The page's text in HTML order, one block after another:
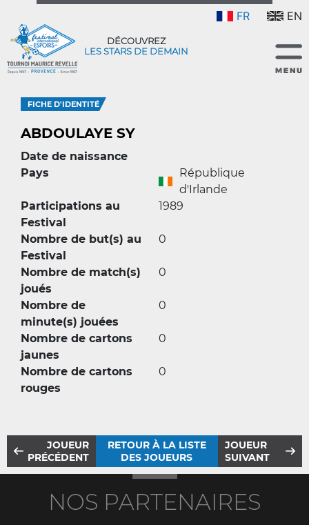
FR EN
DÉCOUVREZ
LES STARS DE DEMAIN
FICHE D'IDENTITÉ
ABDOULAYE SY
Date de naissance
Pays
République
d'Irlande
Participations au
Festival
1989
Nombre de but(s) au
Festival
0
Nombre de match(s)
joués
0
Nombre de
minute(s) jouées
0
Nombre de cartons
jaunes
0
Nombre de cartons
rouges
0
JOUEUR
PRÉCÉDENT
RETOUR À LA LISTE
DES JOUEURS
JOUEUR
SUIVANT
NOS PARTENAIRES